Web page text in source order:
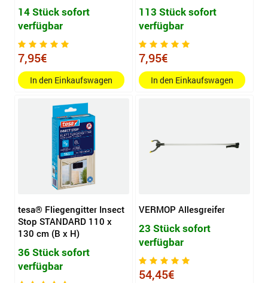
14 Stück sofort
verfügbar
7,95€
In den Einkaufswagen
113 Stück sofort
verfügbar
7,95€
In den Einkaufswagen
tesa® Fliegengitter Insect
Stop STANDARD 110 x
130 cm (B x H)
36 Stück sofort
verfügbar
VERMOP Allesgreifer
23 Stück sofort
verfügbar
54,45€